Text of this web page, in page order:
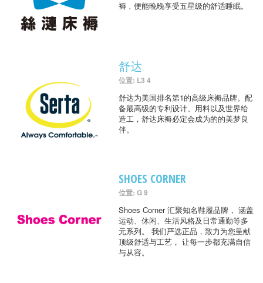
褥﹐便能晚晚享受五星级的舒适睡眠。
舒达
位置: L3 4
舒达为美国排名第1的高级床褥品牌。配
备最高级的专利设计、用料以及世界给
造工，舒达床褥必定会成为的的美梦良
伴。
SHOES CORNER
位置: G 9
Shoes Corner 汇聚知名鞋履品牌， 涵盖
运动、休闲、生活风格及日常通勤等多
元系列。 我们严选正品，致力为您呈献
顶级舒适与工艺， 让每一步都充满自信
与从容。